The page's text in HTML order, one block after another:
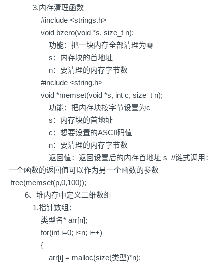
3.内存清理函数
#include <strings.h>
void bzero(void *s, size_t n);
功能：把一块内存全部清理为零
s：内存块的首地址
n：要清理的内存字节数
#include <string.h>
void *memset(void *s, int c, size_t n);
功能：把内存块按字节设置为c
s：内存块的首地址
c：想要设置的ASCII码值
n：要清理的内存字节数
返回值：返回设置后的内存首地址 s //链式调用：
一个函数的返回值可以作为另一个函数的参数
free(memset(p,0,100));
6、堆内存中定义二维数组
1.指针数组：
类型名* arr[n];
for(int i=0; i<n; i++)
{
arr[i] = malloc(size(类型)*n);